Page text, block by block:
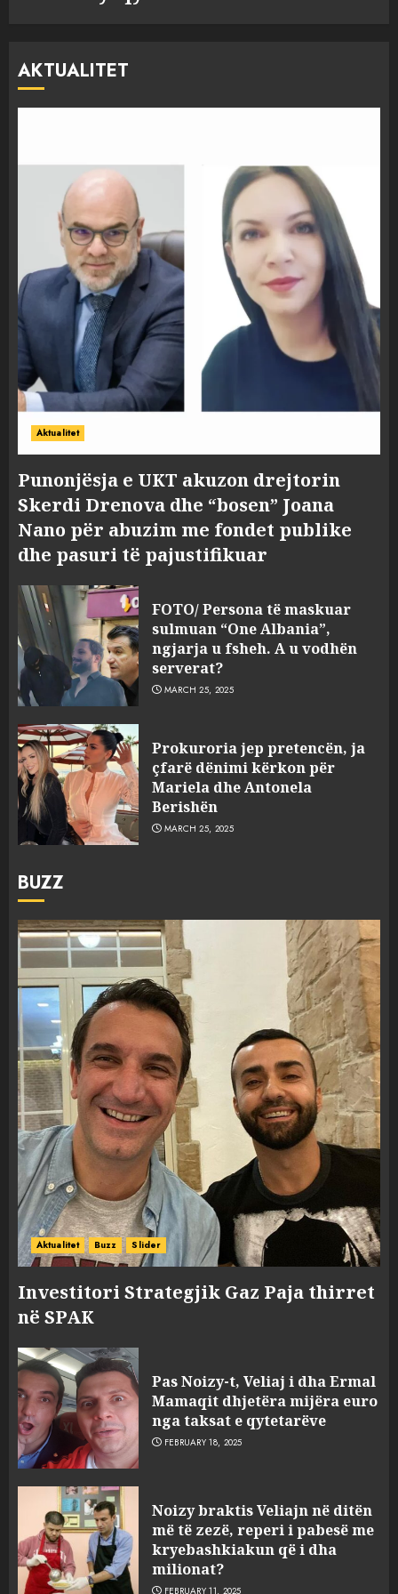
AKTUALITET
Aktualitet
Punonjësja e UKT akuzon drejtorin
Skerdi Drenova dhe “bosen” Joana
Nano për abuzim me fondet publike
dhe pasuri të pajustifikuar
FOTO/ Persona të maskuar
sulmuan “One Albania”,
ngjarja u fsheh. A u vodhën
serverat?
MARCH 25, 2025
Prokuroria jep pretencën, ja
çfarë dënimi kërkon për
Mariela dhe Antonela
Berishën
MARCH 25, 2025
BUZZ
Aktualitet Buzz Slider
Investitori Strategjik Gaz Paja thirret
në SPAK
Pas Noizy-t, Veliaj i dha Ermal
Mamaqit dhjetëra mijëra euro
nga taksat e qytetarëve
FEBRUARY 18, 2025
Noizy braktis Veliajn në ditën
më të zezë, reperi i pabesë me
kryebashkiakun që i dha
milionat?
FEBRUARY 11, 2025
3
sulmuan “One Albania”,
ngjarja u fsheh. A u vodhën
serverat?
MARCH 25, 2025